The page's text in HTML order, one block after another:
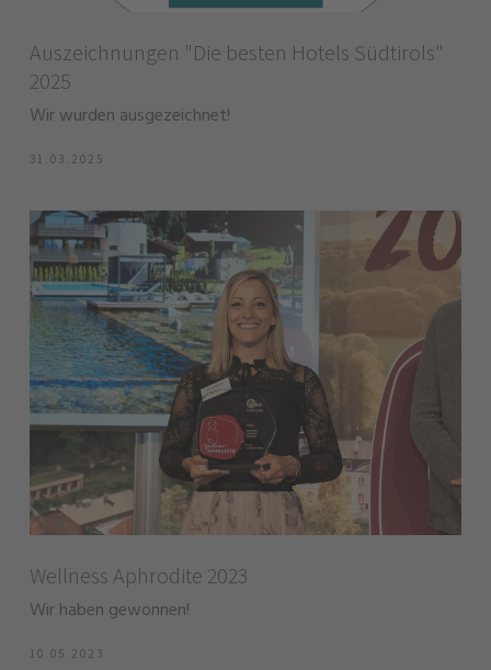
Auszeichnungen "Die besten Hotels Südtirols"
2025
Wir wurden ausgezeichnet!
31.03.2025
Wellness Aphrodite 2023
Wir haben gewonnen!
10.05.2023